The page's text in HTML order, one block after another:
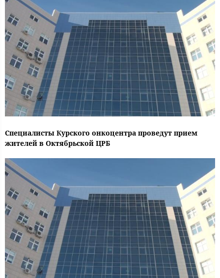
Специалисты Курского онкоцентра проведут прием
жителей в Октябрьской ЦРБ